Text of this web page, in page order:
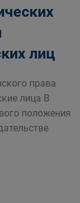
лиц
права
лица В
положения